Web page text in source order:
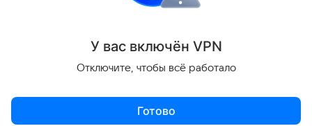
У вас включён VPN
Отключите, чтобы всё работало
Готово